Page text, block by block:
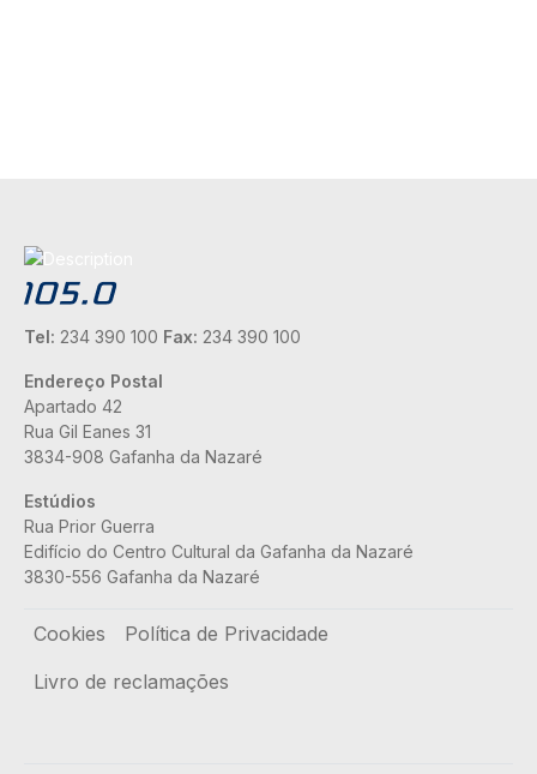
Tel: 234 390 100 Fax: 234 390 100
Endereço Postal
Apartado 42
Rua Gil Eanes 31
3834-908 Gafanha da Nazaré
Estúdios
Rua Prior Guerra
Edifício do Centro Cultural da Gafanha da Nazaré
3830-556 Gafanha da Nazaré
Rodapé
Cookies
Política de Privacidade
Livro de reclamações